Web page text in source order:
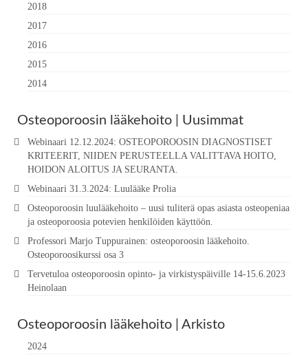
2018
2017
2016
2015
2014
Osteoporoosin lääkehoito | Uusimmat
Webinaari 12.12.2024: OSTEOPOROOSIN DIAGNOSTISET
KRITEERIT, NIIDEN PERUSTEELLA VALITTAVA HOITO,
HOIDON ALOITUS JA SEURANTA.
Webinaari 31.3.2024: Luulääke Prolia
Osteoporoosin luulääkehoito – uusi tuliterä opas asiasta osteopeniaa
ja osteoporoosia potevien henkilöiden käyttöön.
Professori Marjo Tuppurainen: osteoporoosin lääkehoito.
Osteoporoosikurssi osa 3
Tervetuloa osteoporoosin opinto- ja virkistyspäiville 14-15.6.2023
Heinolaan
Osteoporoosin lääkehoito | Arkisto
2024